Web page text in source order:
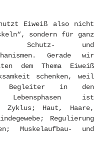
Eiweiß also nicht
sondern für ganz
Schutz- und
Gerade wir
dem Thema Eiweiß
schenken, weil
Begleiter in den
Lebensphasen ist
Zyklus; Haut, Haare,
Regulierung
Muskelaufbau- und